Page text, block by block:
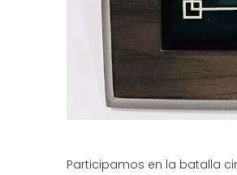
Participamos en la batalla